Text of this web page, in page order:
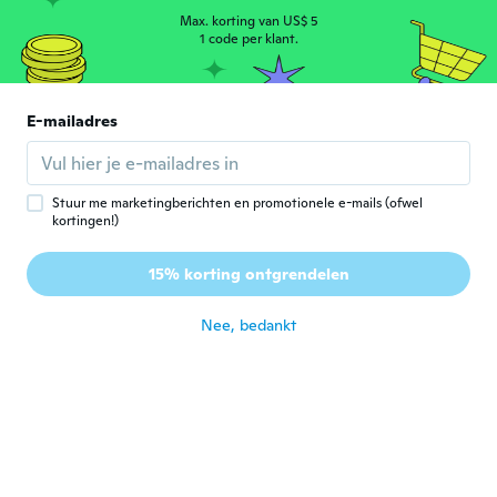
J Lid geworden van 2017 · 5 beoordelingen
yourself because I don’t like frayed edges
but quality is good
ongeveer 5 jaar geleden
E edna
Lid geworden van 2020 · 7 beoordelingen
Lindo 😍
Max. korting van US$ 5
1 code per klant.
E-mailadres
Stuur me marketingberichten en promotionele e-mails (ofwel
kortingen!)
15% korting ontgrendelen
Nee, bedankt